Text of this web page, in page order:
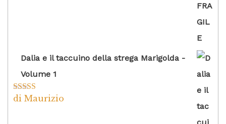
Dalia e il taccuino della strega Marigolda -
Volume 1
Valutato4
di Maurizio